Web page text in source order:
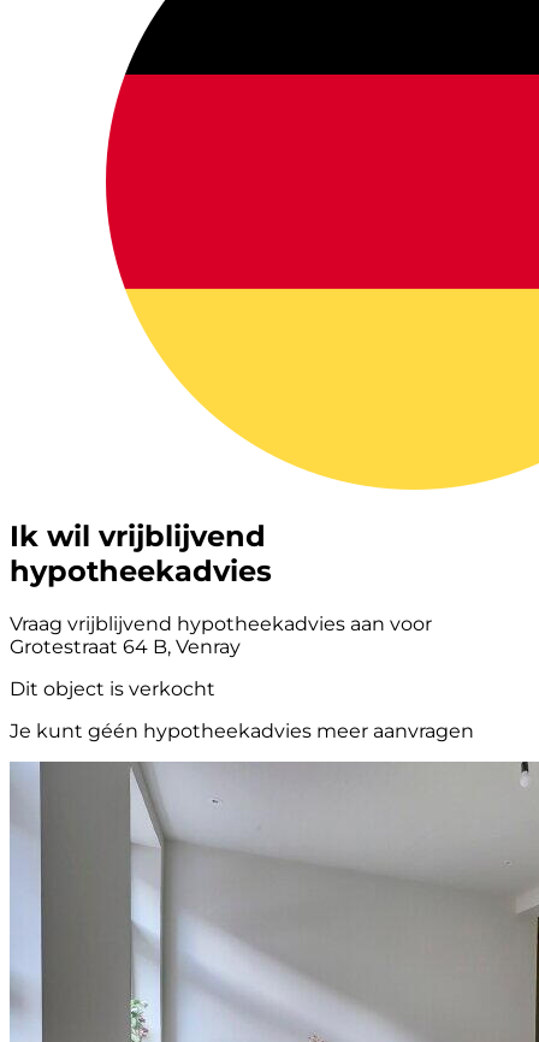
Ik wil vrijblijvend
hypotheekadvies
Vraag vrijblijvend hypotheekadvies aan voor
Grotestraat 64 B, Venray
Dit object is verkocht
Je kunt géén hypotheekadvies meer aanvragen